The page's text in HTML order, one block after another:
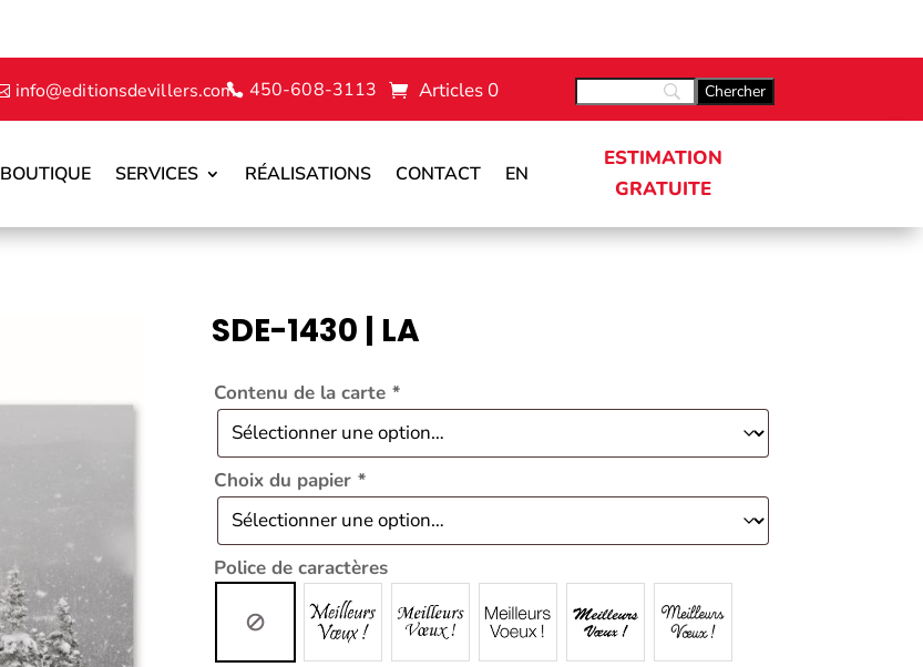
info@editionsdevillers.com 450-608-3113 Articles 0
BOUTIQUE SERVICES RÉALISATIONS CONTACT EN
ESTIMATION
GRATUITE
SDE-1430 | LA
Contenu de la carte *
Choix du papier *
Police de caractères